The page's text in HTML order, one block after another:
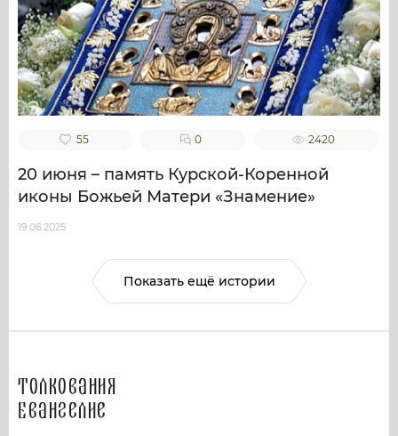
55 0 2420
20 июня – память Курской-Коренной
иконы Божьей Матери «Знамение»
19.06.2025
Показать ещё истории
Толкования
Евангелие